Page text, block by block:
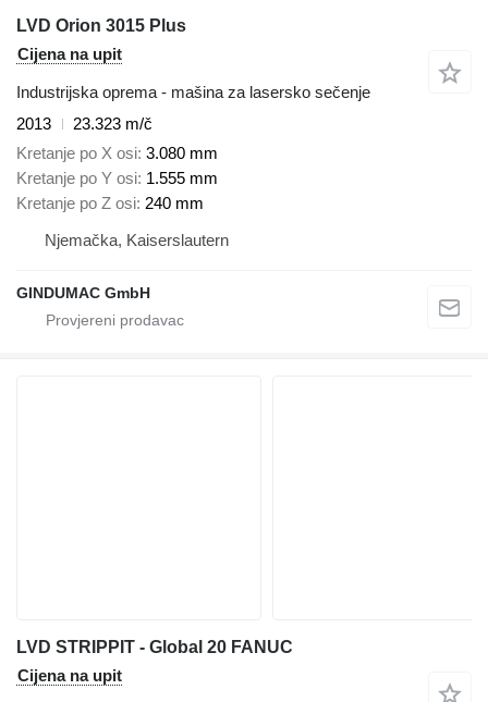
LVD Orion 3015 Plus
Cijena na upit
Industrijska oprema - mašina za lasersko sečenje
2013
23.323 m/č
Kretanje po X osi 3.080 mm
Kretanje po Y osi 1.555 mm
Kretanje po Z osi 240 mm
Njemačka, Kaiserslautern
GINDUMAC GmbH
LVD STRIPPIT - Global 20 FANUC
Cijena na upit